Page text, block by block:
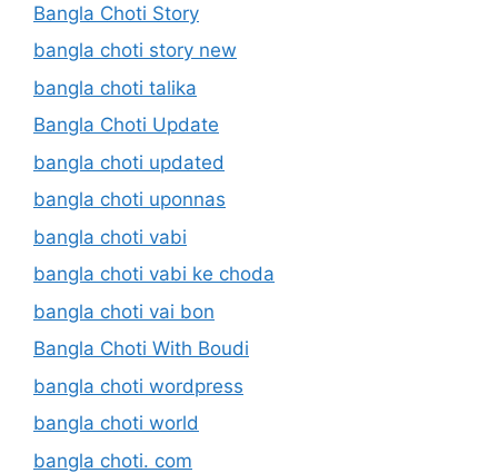
Bangla Choti Story
bangla choti story new
bangla choti talika
Bangla Choti Update
bangla choti updated
bangla choti uponnas
bangla choti vabi
bangla choti vabi ke choda
bangla choti vai bon
Bangla Choti With Boudi
bangla choti wordpress
bangla choti world
bangla choti. com